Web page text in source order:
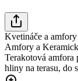
Kvetináče a amfory
Amfory a
Terakotová amfora
hliny na terasu, do